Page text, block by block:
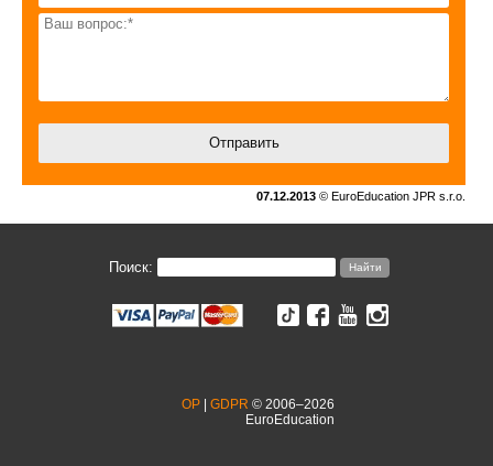
07.12.2013 © EuroEducation JPR s.r.o.
Поиск:
OP | GDPR © 2006–2026
EuroEducation